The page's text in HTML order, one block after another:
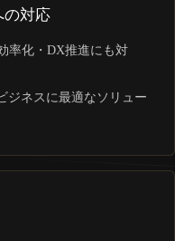
対応
率化・DX推進にも対
ジネスに最適なソリュー